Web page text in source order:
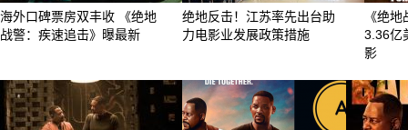
海外口碑票房双丰收 《绝地
战警：疾速追击》曝最新
绝地反击！江苏率先出台助
力电影业发展政策措施
《绝
3.36亿
影